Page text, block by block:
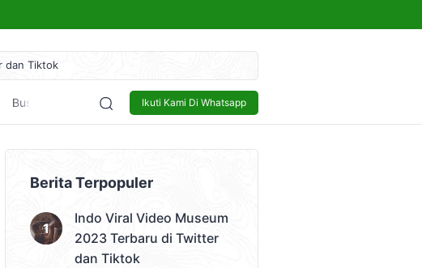
dan Tiktok
Terlengkap 18+
Tanpa Sensor
Ikuti Kami Di Whatsapp
Bussid Bisnis Lowongan Kerja Tech and Gadget
Berita Terpopuler
Indo Viral Video Museum
2023 Terbaru di Twitter
dan Tiktok